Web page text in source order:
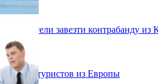
хотели завезти контрабанду из
больше туристов из Европы